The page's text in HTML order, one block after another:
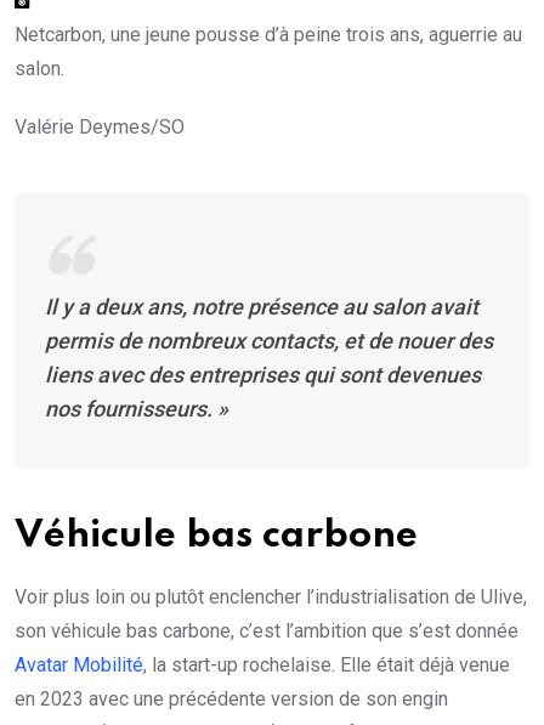
Netcarbon, une jeune pousse d’à peine trois ans, aguerrie au
salon.
Valérie Deymes/SO
Il y a deux ans, notre présence au salon avait
permis de nombreux contacts, et de nouer des
liens avec des entreprises qui sont devenues
nos fournisseurs. »
Véhicule bas carbone
Voir plus loin ou plutôt enclencher l’industrialisation de Ulive,
son véhicule bas carbone, c’est l’ambition que s’est donnée
Avatar Mobilité, la start-up rochelaise. Elle était déjà venue
en 2023 avec une précédente version de son engin